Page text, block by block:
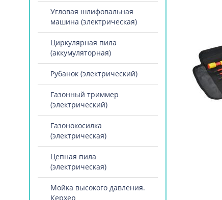
Угловая шлифовальная
машина (электрическая)
Циркулярная пила
(аккумуляторная)
Рубанок (электрический)
Газонный триммер
(электрический)
Газонокосилка
(электрическая)
Цепная пила
(электрическая)
Мойка высокого давления.
Керхер